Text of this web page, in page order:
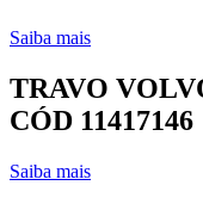
Saiba mais
TRAVO
CÓD 11417146
Saiba mais